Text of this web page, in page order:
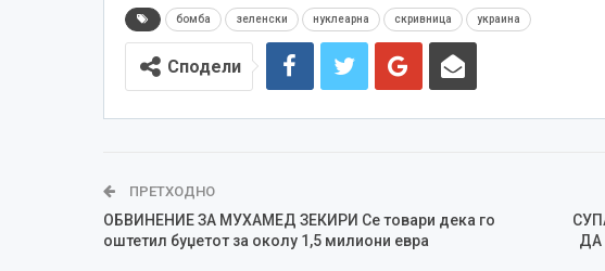
бомба зеленски нуклеарна скривница украина
Сподели
ПРЕТХОДНО
ОБВИНЕНИЕ ЗА МУХАМЕД ЗЕКИРИ Се товари дека го
оштетил буџетот за околу 1,5 милиони евра
ДА